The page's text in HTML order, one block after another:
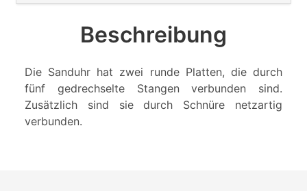
Beschreibung
Die Sanduhr hat zwei runde Platten, die durch
fünf gedrechselte Stangen verbunden sind.
Zusätzlich sind sie durch Schnüre netzartig
verbunden.